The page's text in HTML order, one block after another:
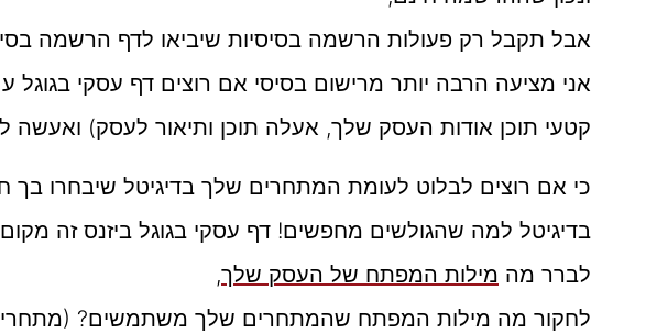
אבל תקבל רק פעולות הרשמה בסיסיות שיביאו לדף הרשמה
אני מציעה הרבה יותר מרישום בסיסי אם רוצים דף עסקי בגוגל
קטעי תוכן אודות העסק שלך, אעלה תוכן ותיאור לעסק) ואעשה
כי אם רוצים לבלוט לעומת המתחרים שלך בדיגיטל שיבחרו בך
בדיגיטל למה שהגולשים מחפשים! דף עסקי בגוגל ביזנס זה
לברר מה מילות המפתח של העסק שלך,
לחקור מה מילות המפתח שהמתחרים שלך משתמשים?